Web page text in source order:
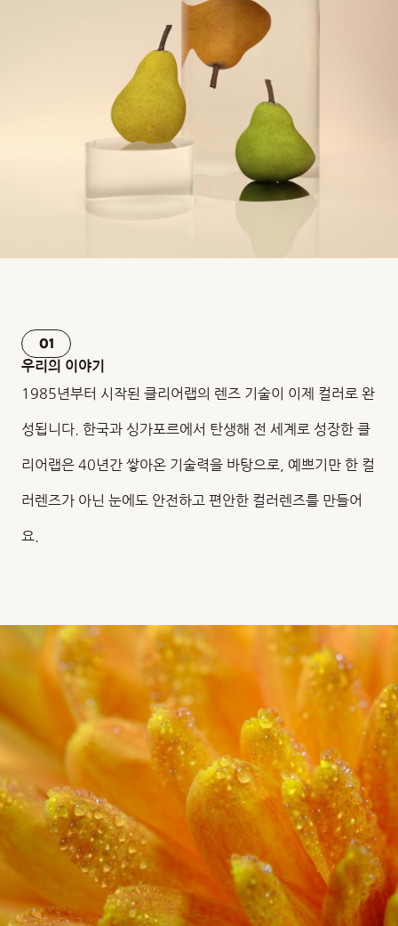
01
우리의 이야기
1985년부터 시작된 클리어랩의 렌즈 기술이 이제 컬러로 완
성됩니다. 한국과 싱가포르에서 탄생해 전 세계로 성장한 클
리어랩은 40년간 쌓아온 기술력을 바탕으로, 예쁘기만 한 컬
러렌즈가 아닌 눈에도 안전하고 편안한 컬러렌즈를 만들어
요.